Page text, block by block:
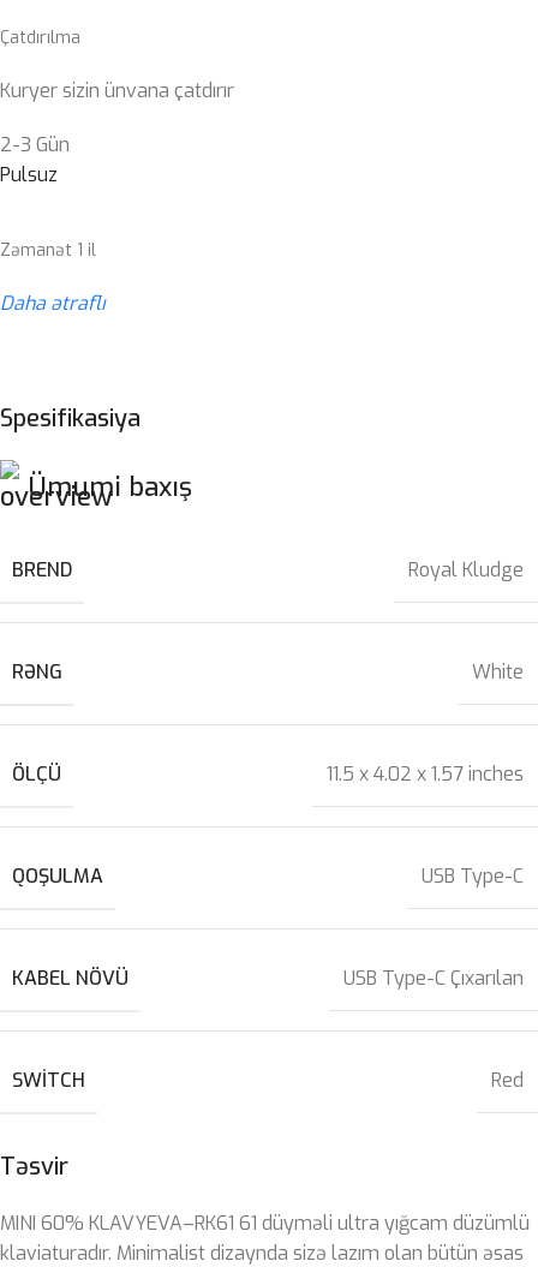
Çatdırılma
Kuryer sizin ünvana çatdırır
2-3 Gün
Pulsuz
Zəmanət 1 il
Daha ətraflı
Təsvir
MINI 60% KLAVYEVA–RK61 61 düyməli ultra yığcam düzümlü
klaviaturadır. Minimalist dizaynda sizə lazım olan bütün əsas
Spesifikasiya
Ümumi baxış
BREND Royal Kludge
RƏNG White
ÖLÇÜ 11.5 x 4.02 x 1.57 inches
QOŞULMA USB Type-C
KABEL NÖVÜ USB Type-C Çıxarılan
SWITCH Red